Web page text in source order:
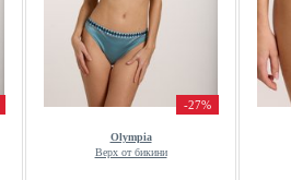
-27%
Olympia
Верх от бикини